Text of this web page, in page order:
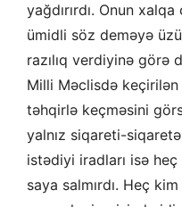
yağdırırdı. Onun
ümidli söz deməyə
razılıq verdiyinə görə
Milli Məclisdə
təhqirlə keçməsini
yalnız siqareti-
istədiyi iradları isə
saya salmırdı. Heç